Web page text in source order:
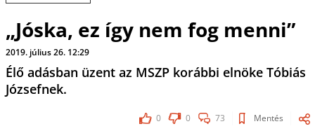
„Jóska, ez így nem fog menni”
2019. július 26. 12:29
Élő adásban üzent az MSZP korábbi elnöke Tóbiás
Józsefnek.
0 0 73 Mentés